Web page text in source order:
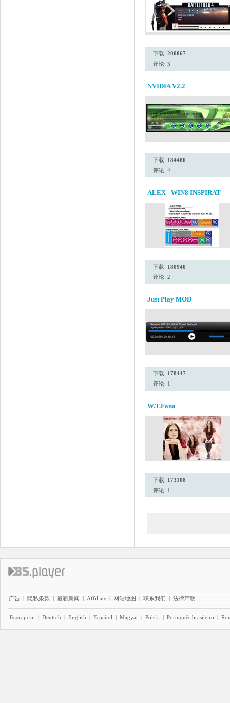
下载: 200067
评论: 3
NVIDIA V2.2
下载: 184480
评论: 4
ALEX - WIN8 INSPIRAT
下载: 180940
评论: 2
Just Play MOD
下载: 178447
评论: 1
W.T.Fana
下载: 173108
评论: 1
广告 | 隐私条款 | 最新新闻 | Affiliate | 网站地图 | 联系我们 | 法律声明
Български | Deutsch | English | Español | Magyar | Polski | Português brasileiro |